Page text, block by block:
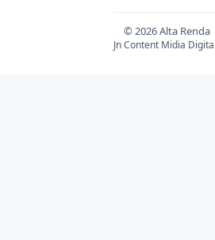
© 2026 Alta
Jn Content Midia